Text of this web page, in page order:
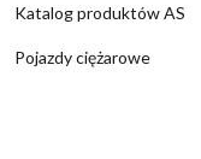
Katalog produktów AS
Pojazdy ciężarowe